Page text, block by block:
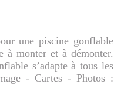
une piscine gonflable
à monter et à démonter.
s’adapte à tous les
- Cartes - Photos :